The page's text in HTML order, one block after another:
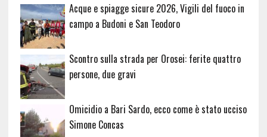
Acque e spiagge sicure 2026, Vigili del fuoco in
campo a Budoni e San Teodoro
Scontro sulla strada per Orosei: ferite quattro
persone, due gravi
Omicidio a Bari Sardo, ecco come è stato ucciso
Simone Concas